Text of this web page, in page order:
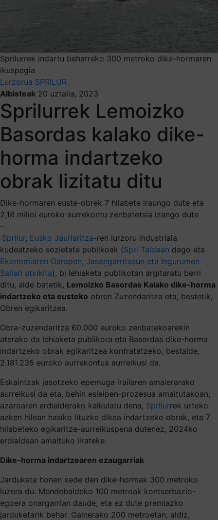
Sprilurrek indartu beharreko 300 metroko dike-hormaren
ikuspegia
Lurzorua SPRILUR
Albisteak 20 uztaila, 2023
Sprilurrek Lemoizko
Basordas kalako dike-
horma indartzeko
obrak lizitatu ditu
Dike-hormaren euste-obrek 7 hilabete iraungo dute eta
2,18 milioi euroko aurrekontu zenbatetsia izango dute
-
Sprilur, Eusko Jaurlaritza-ren lurzoru industriala
kudeatzeko sozietate publikoak (Spri Taldean dago eta
Ekonomiaren Garapen, Jasangarritasun eta Ingurumen
Sailari atxikita), bi lehiaketa publikotan argitaratu berri
ditu, alde batetik, Lemoizko Basordas Kalako dike-horma
indartzeko eta eusteko obren Zuzendaritza eta, bestetik,
Obren egikaritzea.
Obra-zuzendaritza 60.000 euroko zenbatekoarekin
aterako da lehiaketa publikora eta Basordas dike-horma
indartzeko obrak egikaritzea kontratatzeko, bestalde,
2.181.235 euroko aurrekontua aurreikusi da.
Eskaintzak jasotzeko epemuga irailaren amaierarako
aurreikusi da eta, behin esleipen-prozesua amaitutakoan,
azaroaren erdialderako kalkulatu dena, Sprilurrek urteko
azken hilean hasiko lituzke dikea indartzeko obrak, eta 7
hilabeteko egikaritze-aurreikuspena dutenez, 2024ko
erdialdean amaituko lirateke.
Dike-horma indartzearen ezaugarriak
Jarduketa honen xede den dike-hormak 300 metroko
luzera du. Mendebaldeko 100 metroak kontserbazio-
egoera onargarrian daude, eta ez dute premiazko
jarduketarik behar. Gainerako 200 metroetan, aldiz,